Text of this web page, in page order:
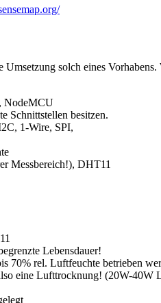
solch eines Vorhabens.
NodeMCU
Schnittstellen besitzen.
1-Wire, SPI,
Messbereich!), DHT11
Lebensdauer!
70% rel. Luftfeuchte betrieben
eine Lufttrocknung! (20W-40W